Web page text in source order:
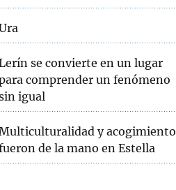
se convierte en un lugar
comprender un fenómeno
igual
y acogimiento
de la mano en Estella